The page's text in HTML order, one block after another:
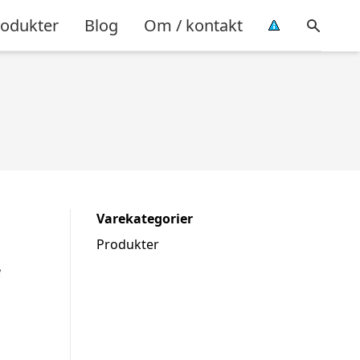
Blog Om / kontakt
Varekategorier
Produkter